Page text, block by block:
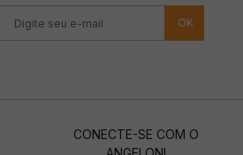
OK
CONECTE-SE COM O